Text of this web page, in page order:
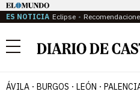
ES NOTICIA Eclipse
Menú
ÁVILA BURGOS LEÓN